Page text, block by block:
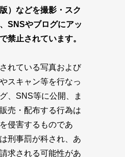
）などを撮影・スク
SNSやブログにアッ
禁止されています。
れている写真および
スキャン等を行なっ
、SNS等に公開、ま
売・配布する行為は
侵害するものであ
刑事罰が科され、あ
求される可能性があ